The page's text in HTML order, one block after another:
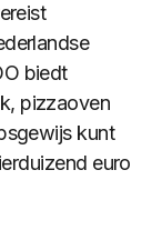
biedt
pizzaoven
kunt
euro